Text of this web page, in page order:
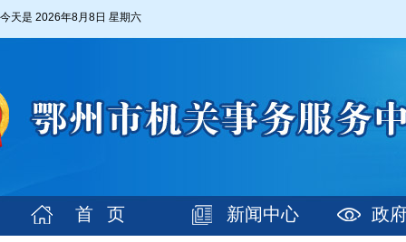
今天是 2026年8月8日 星期六
首 页 新闻中心 政